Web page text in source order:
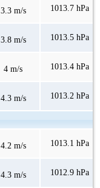
3.3 m/s 1013.7 hPa
3.8 m/s 1013.5 hPa
4 m/s 1013.4 hPa
4.3 m/s 1013.2 hPa
4.2 m/s 1013.1 hPa
4.3 m/s 1012.9 hPa